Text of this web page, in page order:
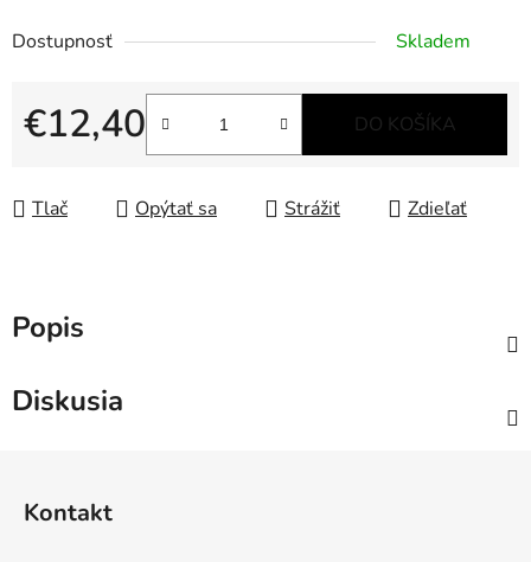
Dostupnosť Skladem
€12,40
Jednotková cena:
DO KOŠÍKA
Tlač Opýtať sa Strážiť Zdieľať
Popis
Diskusia
Kontakt